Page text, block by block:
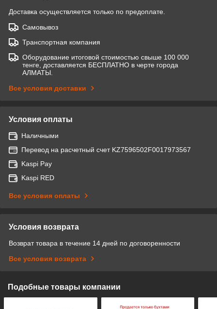
Доставка осуществляется только по предоплате.
Самовывоз
Транспортная компания
Оборудование итоговой стоимостью свыше 100 000
тенге, доставляется БЕСПЛАТНО в черте города
АЛМАТЫ.
Все условия доставки
Условия оплаты
Наличными
Перевод на расчетный счет KZ7596502F0017973567
Kaspi Pay
Kaspi RED
Все условия оплаты
Условия возврата
Возврат товара в течение 14 дней по договоренности
Все условия возврата
Подобные товары компании